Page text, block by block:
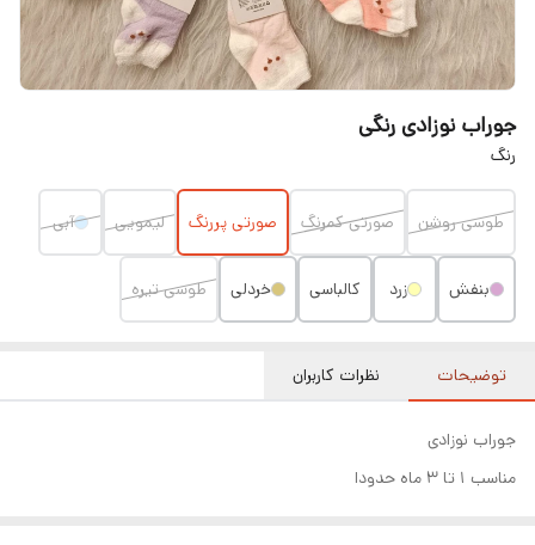
جوراب نوزادی رنگی
رنگ
طوسی روشن صورتی کمرنگ صورتی پررنگ لیمویی آبی
بنفش زرد کالباسی خردلی طوسی تیره
توضیحات نظرات کاربران
جوراب نوزادی
مناسب ۱ تا ۳ ماه حدودا